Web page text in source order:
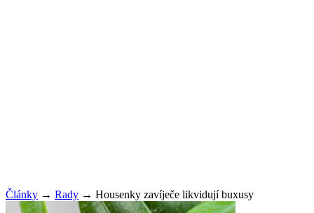
Články → Rady → Housenky zavíječe likvidují buxusy